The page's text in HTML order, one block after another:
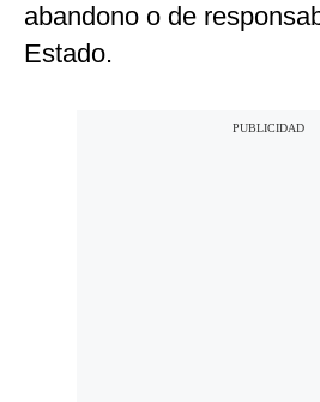
abandono o de
Estado.